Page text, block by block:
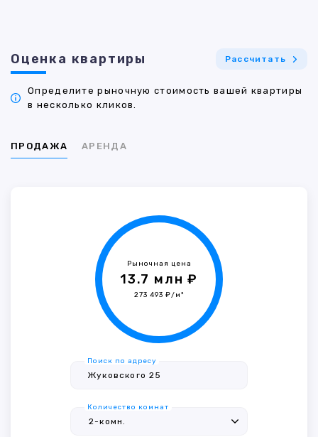
Оценка квартиры Рассчитать
Определите рыночную стоимость вашей квартиры
в несколько кликов.
ПРОДАЖА АРЕНДА
Рыночная цена
13.7 млн ₽
273 493 ₽/м²
Поиск по адресу
Количество комнат